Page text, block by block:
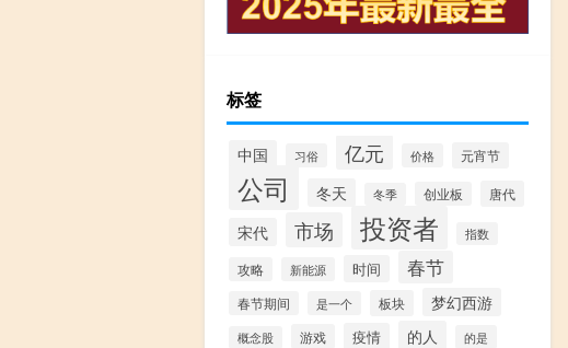
标签
中国 习俗 亿元 价格 元宵节
公司 冬天 冬季 创业板 唐代
宋代 市场 投资者 指数
攻略 新能源 时间 春节
春节期间 是一个 板块 梦幻西游
概念股 游戏 疫情 的人 的是